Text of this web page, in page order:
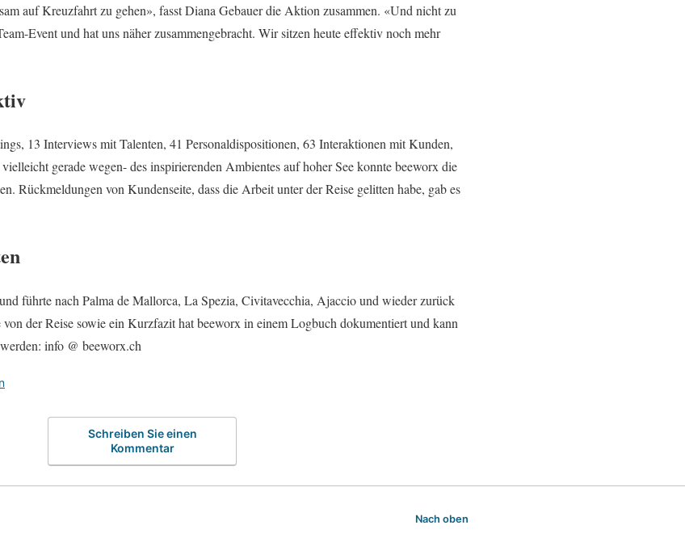
auf Kreuzfahrt zu gehen», fasst Diana Gebauer die Aktion zusammen. «Und nicht zu
Event und hat uns näher zusammengebracht. Wir sitzen heute effektiv noch mehr
13 Interviews mit Talenten, 41 Personaldispositionen, 63 Interaktionen mit Kunden,
gerade wegen- des inspirierenden Ambientes auf hoher See konnte beeworx die
Rückmeldungen von Kundenseite, dass die Arbeit unter der Reise gelitten habe, gab es
führte nach Palma de Mallorca, La Spezia, Civitavecchia, Ajaccio und wieder zurück
der Reise sowie ein Kurzfazit hat beeworx in einem Logbuch dokumentiert und kann
info @ beeworx.ch
Schreiben Sie einen
Kommentar
Nach oben